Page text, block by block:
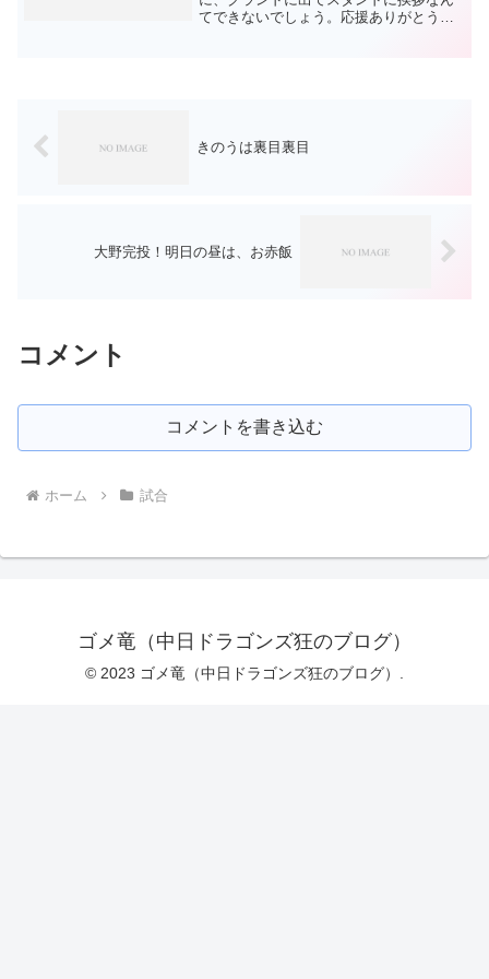
てできないでしょう。応援ありがとうご
きのうは裏目裏目
大野完投！明日の昼は、お赤飯
コメント
コメントを書き込む
ホーム 試合
ゴメ竜（中日ドラゴンズ狂のブログ）
© 2023 ゴメ竜（中日ドラゴンズ狂のブログ）.